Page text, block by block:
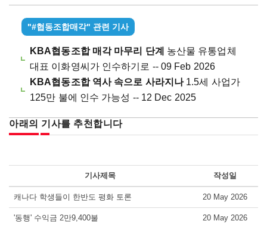
"#협동조합매각" 관련 기사
KBA협동조합 매각 마무리 단계 농산물 유통업체
대표 이화영씨가 인수하기로 -- 09 Feb 2026
KBA협동조합 역사 속으로 사라지나1.5세 사업가
125만 불에 인수 가능성 -- 12 Dec 2025
아래의 기사를 추천합니다
기사제목 작성일
캐나다 학생들이 한반도 평화 토론 20 May 2026
'동행' 수익금 2만9,400불 20 May 2026